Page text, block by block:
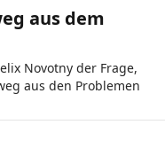
aus dem
Novotny der Frage,
aus den Problemen